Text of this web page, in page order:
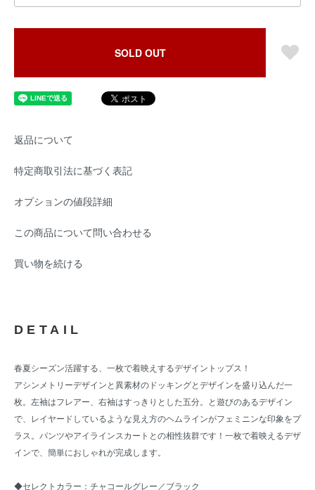
SOLD OUT
返品について
特定商取引法に基づく表記
オプションの値段詳細
この商品について問い合わせる
買い物を続ける
DETAIL
春夏シーズン活躍する、一枚で着映えするデザイントップス！
アシンメトリーデザインと異素材のドッキングとデザインを盛り込んだ一
枚。左袖はフレアー、右袖はすっきりとした五分。と遊びのあるデザイン
で、レイヤードしているような見え方のヘムラインがフェミニンな印象をプ
ラス。パンツやアイラインスカートとの相性抜群です！一枚で着映えるデザ
インで、簡単におしゃれが完成します。
◆セレクトカラー：チャコールグレー／ブラック